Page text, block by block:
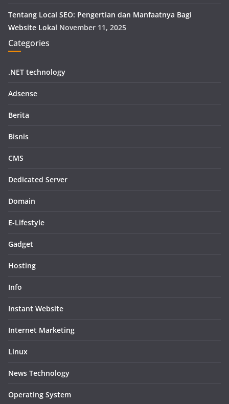
Tentang Local SEO: Pengertian dan Manfaatnya Bagi
Website Lokal November 11, 2025
Categories
.NET technology
Adsense
Berita
Bisnis
CMS
Dedicated Server
Domain
E-Lifestyle
Gadget
Hosting
Info
Instant Website
Internet Marketing
Linux
News Technology
Operating System